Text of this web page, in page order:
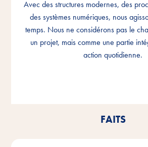
Avec des structures modernes, des
des systèmes numériques, nous
temps. Nous ne considérons pas le
un projet, mais comme une partie
action quotidienne.
Avec des structures modernes, des
des systèmes numériques, nous
temps. Nous ne considérons pas le
un projet, mais comme une partie
action quotidienne.
Avec des structures modernes, des
des systèmes numériques, nous
temps. Nous ne considérons pas le
un projet, mais comme une partie
action quotidienne.
FAITS